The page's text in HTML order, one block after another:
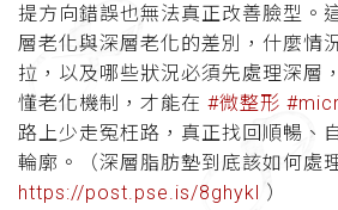
提方向錯誤也無法真正改善臉型。
層老化與深層老化的差別，什麼情
拉，以及哪些狀況必須先處理深層
懂老化機制，才能在 #微整形
路上少走冤枉路，真正找回順暢、
輪廓。（深層脂肪墊到底該如何處
https://post.pse.is/8ghykl ）